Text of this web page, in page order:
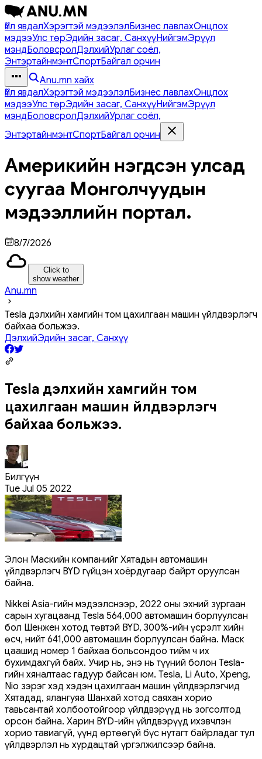
Үйл явдалХэрэгтэй мэдээлэлБизнес лавлахОнцлох
мэдээУлс төрЭдийн засаг, СанхүүНийгэмЭрүүл
мэндБоловсролДэлхийУрлаг соёл,
ЭнтэртайнмэнтСпортБайгал орчин
Anu.mn хайх
Үйл явдалХэрэгтэй мэдээлэлБизнес лавлахОнцлох
мэдээУлс төрЭдийн засаг, СанхүүНийгэмЭрүүл
мэндБоловсролДэлхийУрлаг соёл,
ЭнтэртайнмэнтСпортБайгал орчин
Америкийн нэгдсэн улсад
суугаа Монголчуудын
мэдээллийн портал.
8/7/2026
Click to
show weather
Anu.mn
Tesla дэлхийн хамгийн том цахилгаан машин үйлдвэрлэгч
байхаа больжээ.
ДэлхийЭдийн засаг, Санхүү
Tesla дэлхийн хамгийн том
цахилгаан машин үйлдвэрлэгч
байхаа больжээ.
Билгүүн
Tue Jul 05 2022
Элон Маскийн компанийг Хятадын автомашин
үйлдвэрлэгч BYD гүйцэн хоёрдугаар байрт оруулсан
байна.
Nikkei Asia-гийн мэдээлснээр, 2022 оны эхний зургаан
сарын хугацаанд Tesla 564,000 автомашин борлуулсан
бол Шенжен хотод төвтэй BYD, 300%-ийн үсрэлт хийн
өсч, нийт 641,000 автомашин борлуулсан байна. Маск
цаашид номер 1 байхаа больсондоо тийм ч их
бухимдахгүй байх. Учир нь, энэ нь түүний болон Tesla-
гийн хяналтаас гадуур байсан юм. Tesla, Li Auto, Xpeng,
Nio зэрэг хэд хэдэн цахилгаан машин үйлдвэрлэгчид
Хятадад, ялангуяа Шанхай хотод саяхан хорио
тавьсантай холбоотойгоор үйлдвэрүүд нь зогсолтод
орсон байна. Харин BYD-ийн үйлдвэрүүд ихэвчлэн
хорио тавиагүй, үүнд өртөөгүй бүс нутагт байрладаг тул
үйлдвэрлэл нь хурдацтай үргэлжилсээр байна.